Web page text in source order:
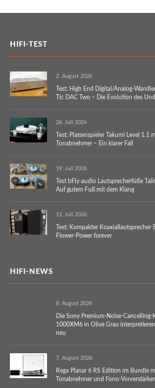
HIFI-TEST
2. August 2026
Test: High End Digital/Analog-
Tic DAC Two – Die Evolution des
26. Juli 2026
Test: Plattenspieler Takumi Level 1.1
Tonabnehmer – Ein klarer Fall
19. Juli 2026
Test bFly-audio Lautsprecherfüße
Auf gutem Fuß mit dem Klang
12. Juli 2026
Test: Kompakter Koaxiallautsprecher
Flower-Power forever
HIFI-NEWS
8. August 2026
Die Sony Premium-Noise-
1000XM6 in Olive Grau
neu
7. August 2026
Rega Planar 6 RS Edition im Bundle
Tonabnehmer und Fono-Vorverstärker